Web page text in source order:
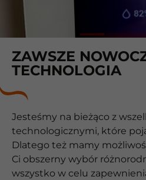
ZAWSZE
TECHNOLOGIA
Jesteśmy na bieżąco z
technologicznymi, które
Dlatego też mamy
Ci obszerny wybór
wszystko w celu